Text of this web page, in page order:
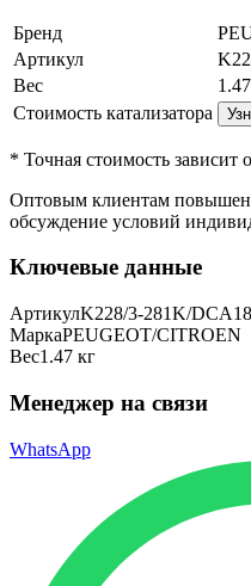
Бренд
Артикул
Вес
1.47
Стоимость катализатора
* Точная стоимость зависит
Оптовым клиентам
обсуждение условий
Ключевые данные
АртикулK228/3-281K/
МаркаPEUGEOT/CITROEN
Вес1.47 кг
Менеджер на связи
WhatsApp